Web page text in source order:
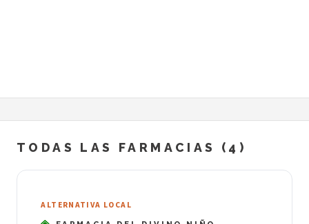
TODAS LAS FARMACIAS (4)
ALTERNATIVA LOCAL